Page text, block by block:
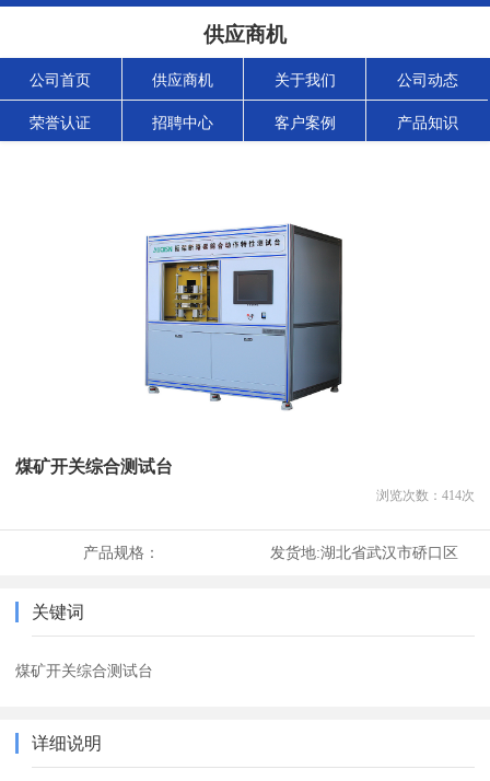
供应商机
公司首页 供应商机 关于我们 公司动态
荣誉认证 招聘中心 客户案例 产品知识
煤矿开关综合测试台
浏览次数： 414次
产品规格： 发货地:湖北省武汉市硚口区
关键词
煤矿开关综合测试台
详细说明